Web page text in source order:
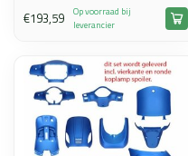
€193,59
Op voorraad bij
leverancier